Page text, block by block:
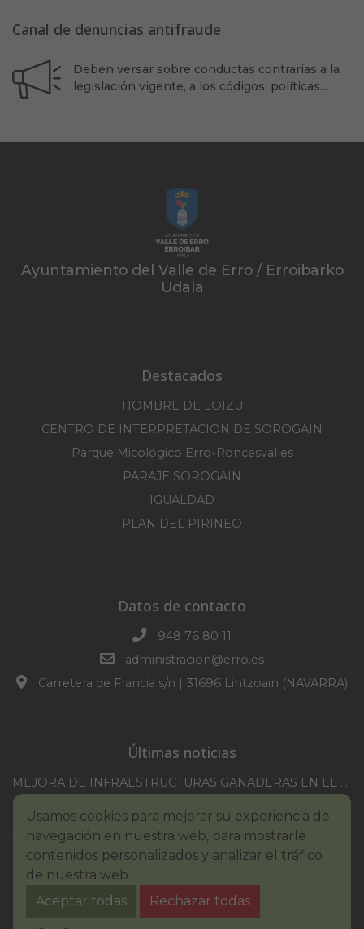
Canal de denuncias antifraude
Deben versar sobre conductas contrarias a la
legislación vigente, a los códigos, políticas...
Ayuntamiento del Valle de Erro / Erroibarko
Udala
Destacados
HOMBRE DE LOIZU
CENTRO DE INTERPRETACION DE SOROGAIN
Parque Micológico Erro-Roncesvalles
PARAJE SOROGAIN
IGUALDAD
PLAN DEL PIRINEO
Datos de contacto
948 76 80 11
administracion@erro.es
Carretera de Francia s/n | 31696 Lintzoain (NAVARRA)
Últimas noticias
MEJORA DE INFRAESTRUCTURAS GANADERAS EN EL TM DE ERRO CAMPAÑA 2025-2026
BASES III. CONCURSO PINTURA – ERROIBARKO EGUNA
BANDO – CONSUMO RESPONSABLE DEL AGUA
IMCV 2026
Usamos cookies para mejorar su experiencia de
navegación en nuestra web, para mostrarle
contenidos personalizados y analizar el tráfico
de nuestra web.
Aceptar todas
Rechazar todas